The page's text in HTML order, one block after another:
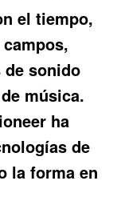
el tiempo,
sonido
música.
ha
de
la forma en